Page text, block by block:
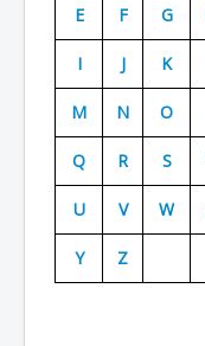
Avions
Personnels
Doctrines
Batailles
Les As
Cahiers des As
E F G
I J K
M N O
Q R S
U V W
Y Z